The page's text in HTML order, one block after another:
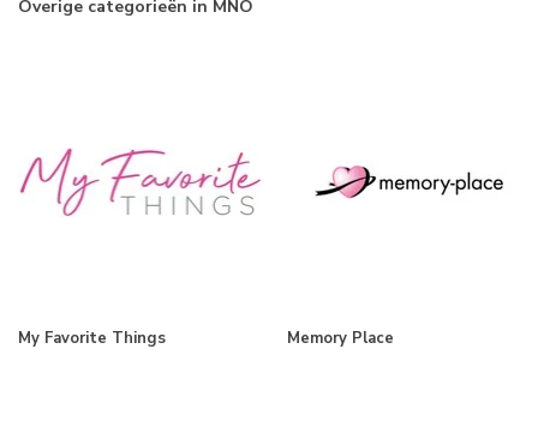
Overige categorieën in MNO
My Favorite Things Memory Place